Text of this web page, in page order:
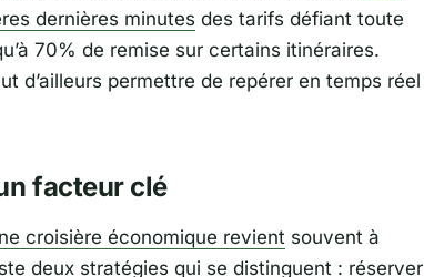
dernières minutes des tarifs défiant toute
70% de remise sur certains itinéraires.
d’ailleurs permettre de repérer en temps réel
facteur clé
croisière économique revient souvent à
deux stratégies qui se distinguent : réserver